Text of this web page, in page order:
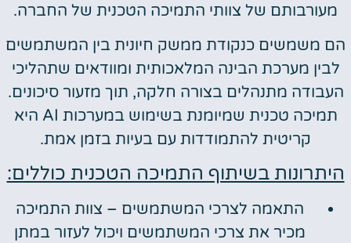
מעורבותם של צוותי התמיכה הטכנית של החברה.
הם משמשים כנקודת ממשק חיונית בין המשתמשים
לבין מערכת הבינה המלאכותית ומוודאים שתהליכי
העבודה מתנהלים בצורה חלקה, תוך מזעור סיכונים.
תמיכה טכנית שמיומנת בשימוש במערכות AI היא
קריטית להתמודדות עם בעיות בזמן אמת.
היתרונות בשיתוף התמיכה הטכנית כוללים:
התאמה לצרכי המשתמשים – צוות התמיכה
מכיר את צרכי המשתמשים ויכול לעזור במתן